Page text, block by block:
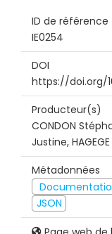
ID de référence
IE0254
DOI
https://doi.org/
Producteur(s)
CONDON
Justine,
Métadonnées
JSON